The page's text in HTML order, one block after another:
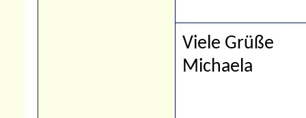
Viele Grüße
Michaela